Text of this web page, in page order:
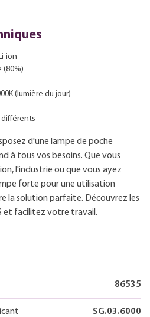
ion
(80%)
(lumière du jour)
différents
d'une lampe de poche
à tous vos besoins. Que vous
l'industrie ou que vous ayez
forte pour une utilisation
la solution parfaite. Découvrez les
et facilitez votre travail.
86535
SG.03.6000